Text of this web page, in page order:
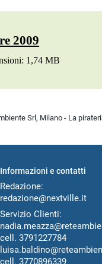
2009
1,74 MB
Srl, Milano - La
Informazioni e contatti
Redazione:
redazione@nextville.it
Servizio Clienti:
cell. 3791227784
cell. 3770896339